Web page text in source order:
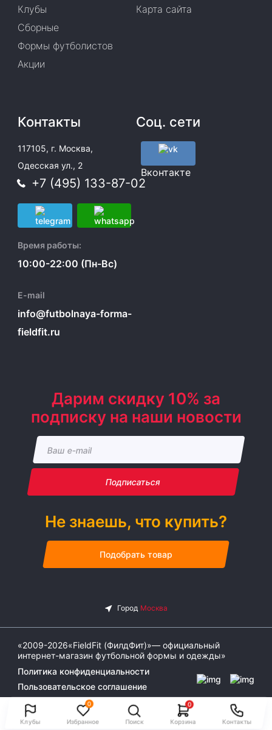
Клубы
0
Избранное Поиск
0
Корзина Контакты
Клубы
Сборные
Формы футболистов
Акции
Карта сайта
Контакты
117105, г. Москва,
Одесская ул., 2
+7 (495) 133-87-02
Время работы:
10:00-22:00 (Пн-Вс)
E-mail
info@futbolnaya-forma-
fieldfit.ru
Соц. сети
Вконтакте
Дарим скидку 10% за
подписку на наши новости
Подписаться
Не знаешь, что купить?
Подобрать товар
«2009-2026«FieldFit (ФилдФит)»— официальный
интернет-магазин футбольной формы и одежды»
Политика конфиденциальности
Пользовательское соглашение